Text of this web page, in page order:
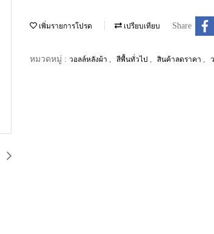
เพิ่มรายการโปรด เปรียบเทียบ Share
หมวดหมู่ : วอลล์หลังผ้า สีพื้นทั่วไป สินค้าลดราคา